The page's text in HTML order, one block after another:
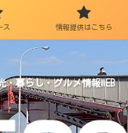
暮らし・グルメ情報WEB
ス 情報提供はこちら